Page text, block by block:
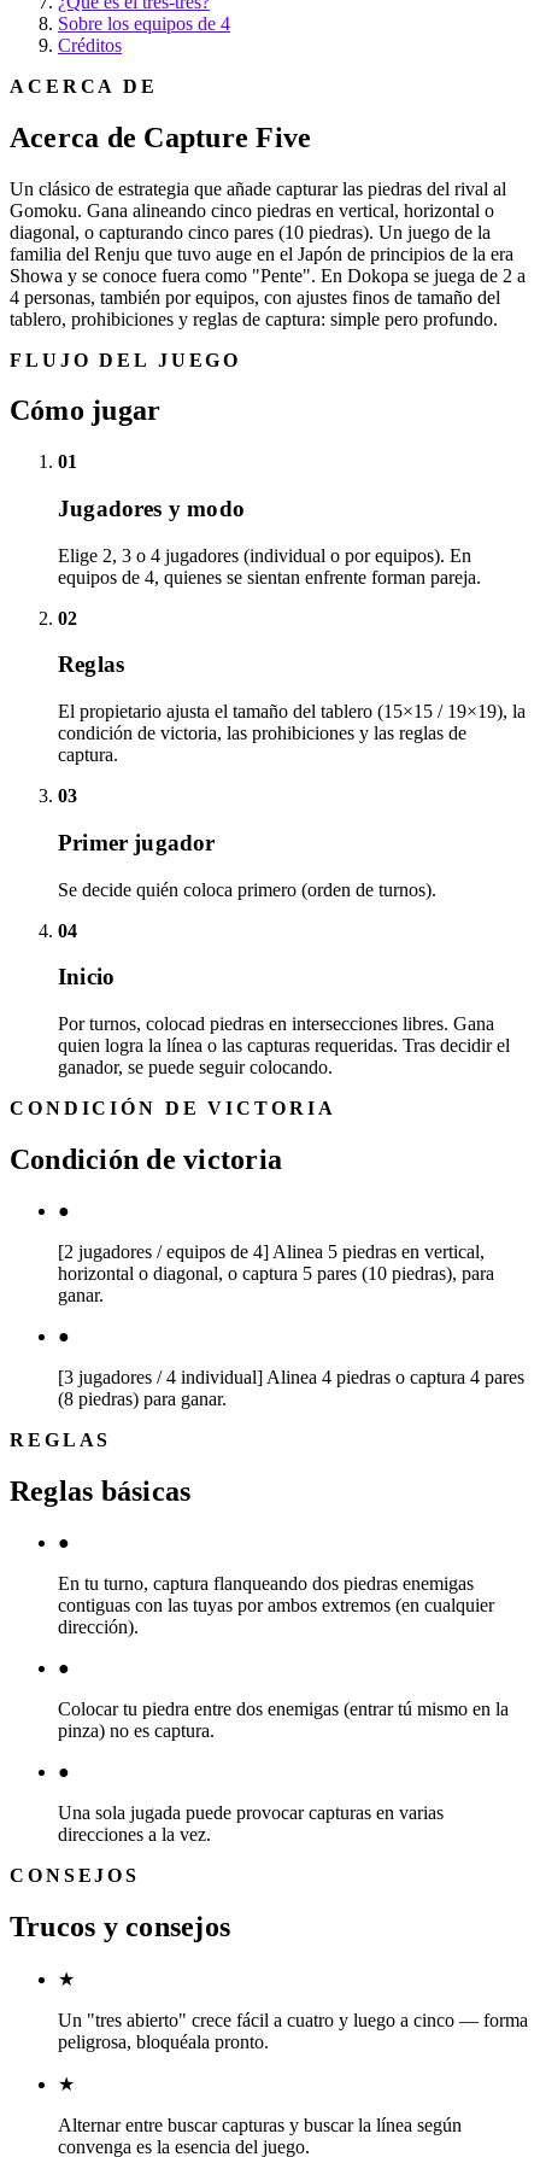
Sobre los equipos de 4
Créditos
ACERCA DE
Acerca de Capture Five
Un clásico de estrategia que añade capturar las piedras del rival al
Gomoku. Gana alineando cinco piedras en vertical, horizontal o
diagonal, o capturando cinco pares (10 piedras). Un juego de la
familia del Renju que tuvo auge en el Japón de principios de la era
Showa y se conoce fuera como "Pente". En Dokopa se juega de 2 a
4 personas, también por equipos, con ajustes finos de tamaño del
tablero, prohibiciones y reglas de captura: simple pero profundo.
FLUJO DEL JUEGO
Cómo jugar
01
Jugadores y modo
Elige 2, 3 o 4 jugadores (individual o por equipos). En
equipos de 4, quienes se sientan enfrente forman pareja.
02
Reglas
El propietario ajusta el tamaño del tablero (15×15 / 19×19), la
condición de victoria, las prohibiciones y las reglas de
captura.
03
Primer jugador
Se decide quién coloca primero (orden de turnos).
04
Inicio
Por turnos, colocad piedras en intersecciones libres. Gana
quien logra la línea o las capturas requeridas. Tras decidir el
ganador, se puede seguir colocando.
CONDICIÓN DE VICTORIA
Condición de victoria
●
[2 jugadores / equipos de 4] Alinea 5 piedras en vertical,
horizontal o diagonal, o captura 5 pares (10 piedras), para
ganar.
●
[3 jugadores / 4 individual] Alinea 4 piedras o captura 4 pares
(8 piedras) para ganar.
REGLAS
Reglas básicas
●
En tu turno, captura flanqueando dos piedras enemigas
contiguas con las tuyas por ambos extremos (en cualquier
dirección).
●
Colocar tu piedra entre dos enemigas (entrar tú mismo en la
pinza) no es captura.
●
Una sola jugada puede provocar capturas en varias
direcciones a la vez.
CONSEJOS
Trucos y consejos
★
Un "tres abierto" crece fácil a cuatro y luego a cinco — forma
peligrosa, bloquéala pronto.
★
Alternar entre buscar capturas y buscar la línea según
convenga es la esencia del juego.